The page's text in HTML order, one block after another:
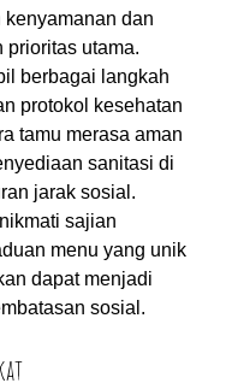
dan
prioritas utama.
berbagai langkah
protokol kesehatan
tamu merasa aman
sanitasi di
jarak sosial.
sajian
menu yang unik
dapat menjadi
sosial.